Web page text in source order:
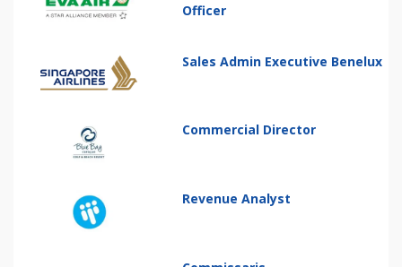
Officer
Sales Admin Executive Benelux
Commercial Director
Revenue Analyst